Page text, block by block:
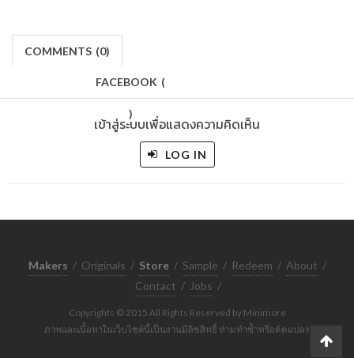
COMMENTS (0)
FACEBOOK (
)
เข้าสู่ระบบเพื่อแสดงความคิดเห็น
LOG IN
Makers / Originals / Store / Sample / Redeem / About /
Contact / Jobs /
Copyrights © 2015 All Rights Reserved by Minimore
ภาพและเนื้อหาในเว็บไซต์นี้เป็นงานมีลิขสิทธิ์ ห้ามทำซ้ำหรือดัดแปลง